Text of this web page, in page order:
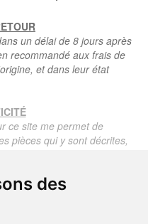
des
un délai de 8 jours après
recommandé aux frais de
et dans leur état
ce site me permet de
pièces qui y sont décrites,
d'époque et authentiques,
la description.
la description
vente, accompagné d'une
est communiqué